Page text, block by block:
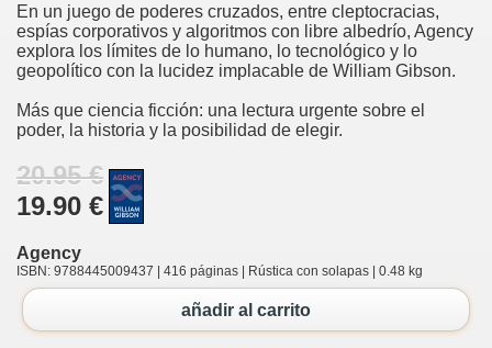
En un juego de poderes cruzados, entre cleptocracias,
espías corporativos y algoritmos con libre albedrío, Agency
explora los límites de lo humano, lo tecnológico y lo
geopolítico con la lucidez implacable de William Gibson.
Más que ciencia ficción: una lectura urgente sobre el
poder, la historia y la posibilidad de elegir.
20.95 €
19.90 €
Agency
ISBN: 9788445009437 | 416 páginas | Rústica con solapas | 0.48 kg
añadir al carrito